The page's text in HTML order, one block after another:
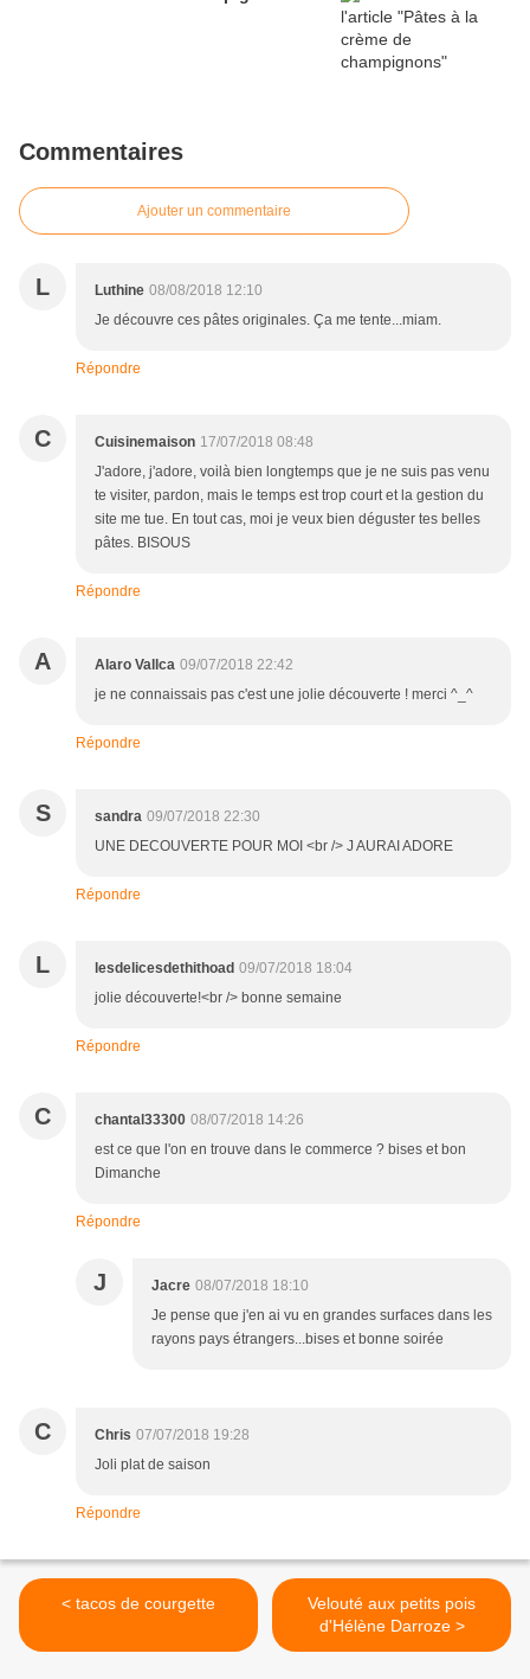
Commentaires
Ajouter un commentaire
L Luthine 08/08/2018 12:10
Je découvre ces pâtes originales. Ça me tente...miam.
Répondre
C Cuisinemaison 17/07/2018 08:48
J'adore, j'adore, voilà bien longtemps que je ne suis pas venu
te visiter, pardon, mais le temps est trop court et la gestion du
site me tue. En tout cas, moi je veux bien déguster tes belles
pâtes. BISOUS
Répondre
A Alaro Vallca 09/07/2018 22:42
je ne connaissais pas c'est une jolie découverte ! merci ^_^
Répondre
S sandra 09/07/2018 22:30
UNE DECOUVERTE POUR MOI <br /> J AURAI ADORE
Répondre
L lesdelicesdethithoad 09/07/2018 18:04
jolie découverte!<br /> bonne semaine
Répondre
C chantal33300 08/07/2018 14:26
est ce que l'on en trouve dans le commerce ? bises et bon
Dimanche
Répondre
J Jacre 08/07/2018 18:10
Je pense que j'en ai vu en grandes surfaces dans les
rayons pays étrangers...bises et bonne soirée
C Chris 07/07/2018 19:28
Joli plat de saison
Répondre
< tacos de courgette
Velouté aux petits pois
d'Hélène Darroze >